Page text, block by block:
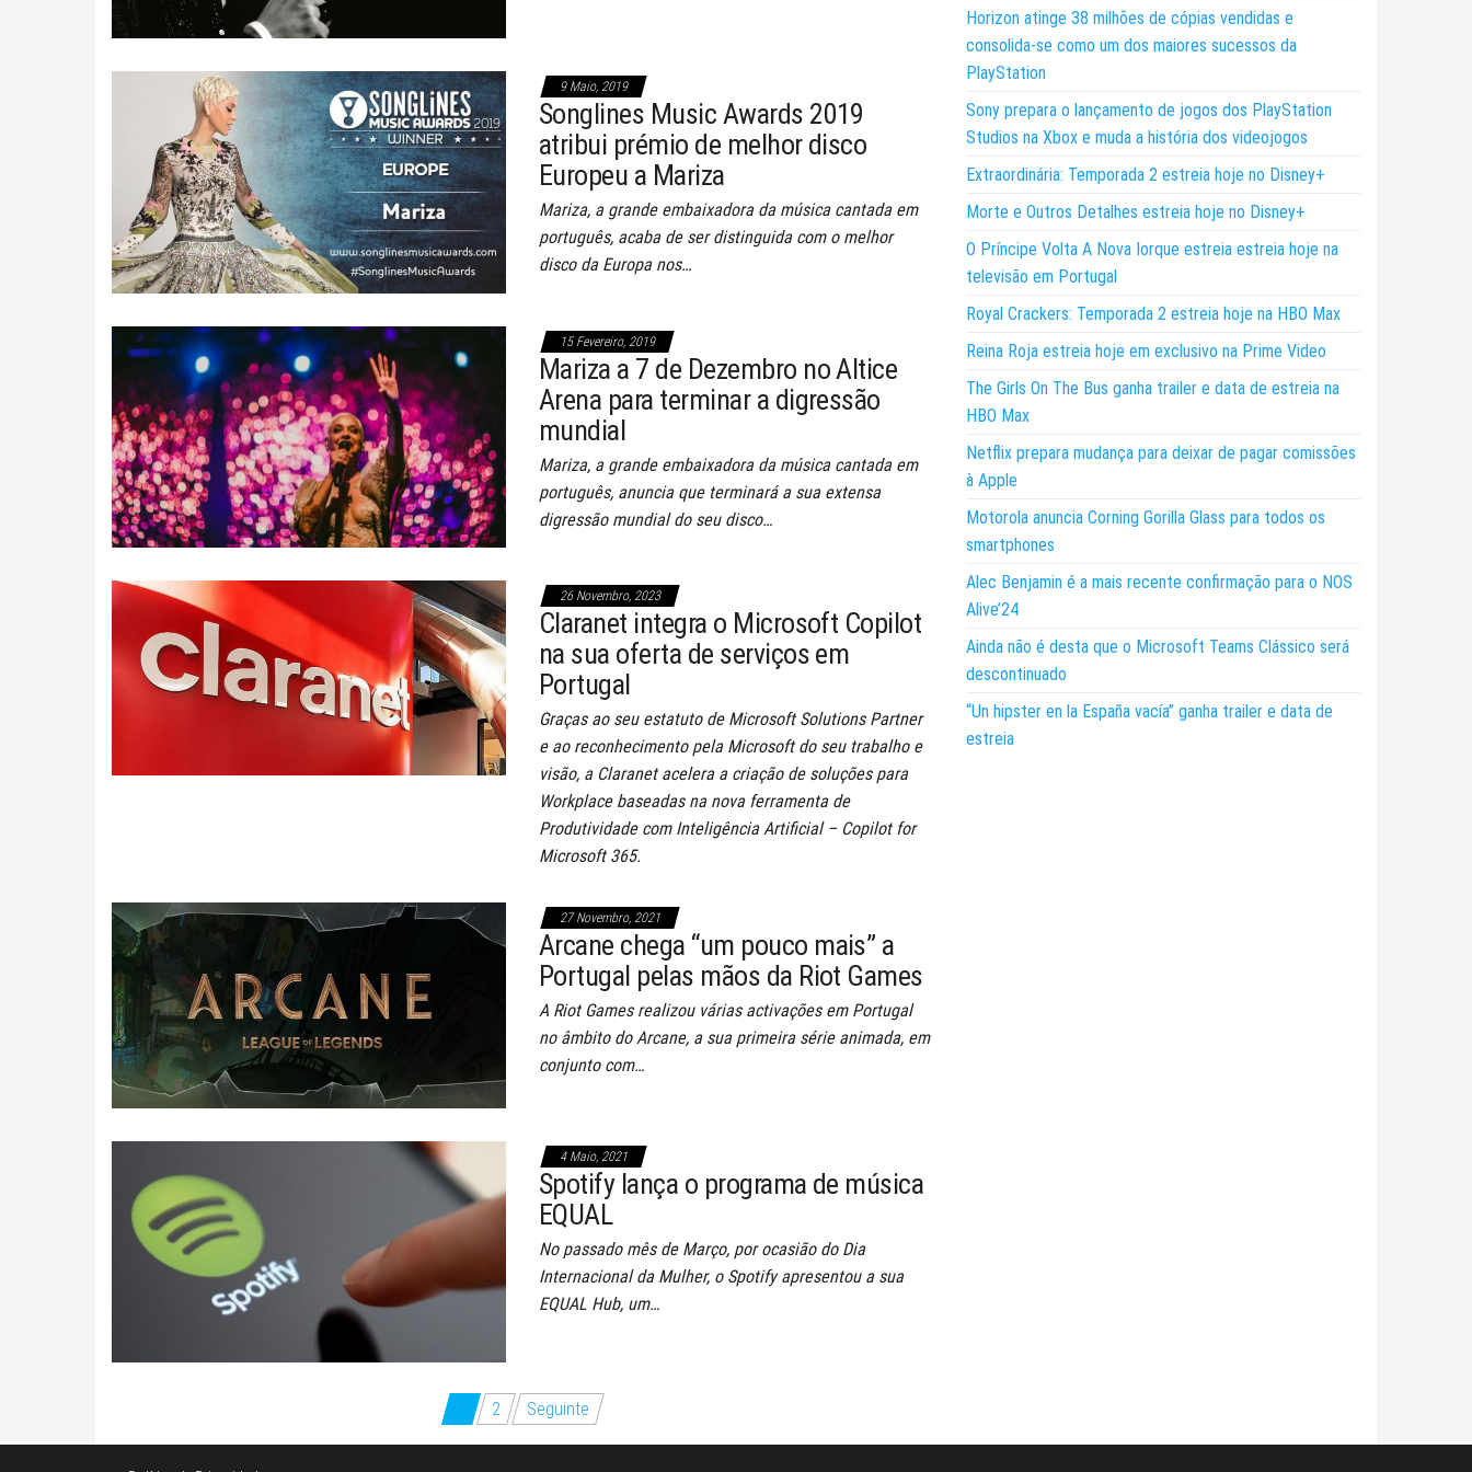
9 Maio, 2019
Songlines Music Awards 2019
atribui prémio de melhor disco
Europeu a Mariza
Mariza, a grande embaixadora da música cantada em
português, acaba de ser distinguida com o melhor
disco da Europa nos…
15 Fevereiro, 2019
Mariza a 7 de Dezembro no Altice
Arena para terminar a digressão
mundial
Mariza, a grande embaixadora da música cantada em
português, anuncia que terminará a sua extensa
digressão mundial do seu disco…
26 Novembro, 2023
Claranet integra o Microsoft Copilot
na sua oferta de serviços em
Portugal
Graças ao seu estatuto de Microsoft Solutions Partner
e ao reconhecimento pela Microsoft do seu trabalho e
visão, a Claranet acelera a criação de soluções para
Workplace baseadas na nova ferramenta de
Produtividade com Inteligência Artificial – Copilot for
Microsoft 365.
27 Novembro, 2021
Arcane chega “um pouco mais” a
Portugal pelas mãos da Riot Games
A Riot Games realizou várias activações em Portugal
no âmbito do Arcane, a sua primeira série animada, em
conjunto com…
4 Maio, 2021
Spotify lança o programa de música
EQUAL
No passado mês de Março, por ocasião do Dia
Internacional da Mulher, o Spotify apresentou a sua
EQUAL Hub, um…
dos
1 2 Seguinte
Horizon atinge 38 milhões de cópias vendidas e
consolida-se como um dos maiores sucessos da
PlayStation
Sony prepara o lançamento de jogos dos PlayStation
Studios na Xbox e muda a história dos videojogos
Extraordinária: Temporada 2 estreia hoje no Disney+
Morte e Outros Detalhes estreia hoje no Disney+
O Príncipe Volta A Nova Iorque estreia estreia hoje na
televisão em Portugal
Royal Crackers: Temporada 2 estreia hoje na HBO Max
Reina Roja estreia hoje em exclusivo na Prime Video
The Girls On The Bus ganha trailer e data de estreia na
HBO Max
Netflix prepara mudança para deixar de pagar comissões
à Apple
Motorola anuncia Corning Gorilla Glass para todos os
smartphones
Alec Benjamin é a mais recente confirmação para o NOS
Alive’24
Ainda não é desta que o Microsoft Teams Clássico será
descontinuado
“Un hipster en la España vacía” ganha trailer e data de
estreia